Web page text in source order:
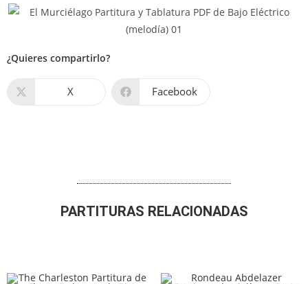
¿Quieres compartirlo?
X Facebook
PARTITURAS RELACIONADAS